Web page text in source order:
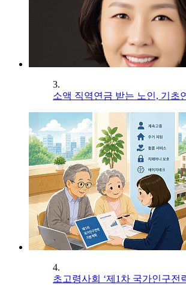
3.
소액 직역연금 받는 노인, 기초
4.
초고령사회 ‘제1차 국가인구전